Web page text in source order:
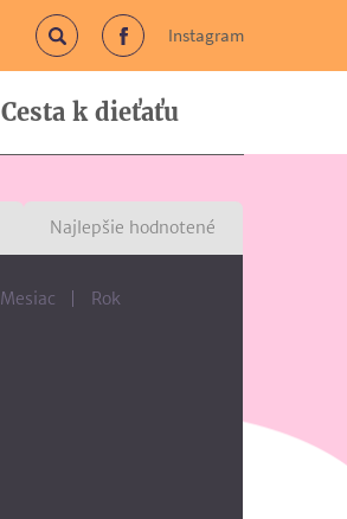
VyhľadávanieFacebook
Instagram
Cesta k dieťaťu
Najlepšie hodnotené
Mesiac Rok